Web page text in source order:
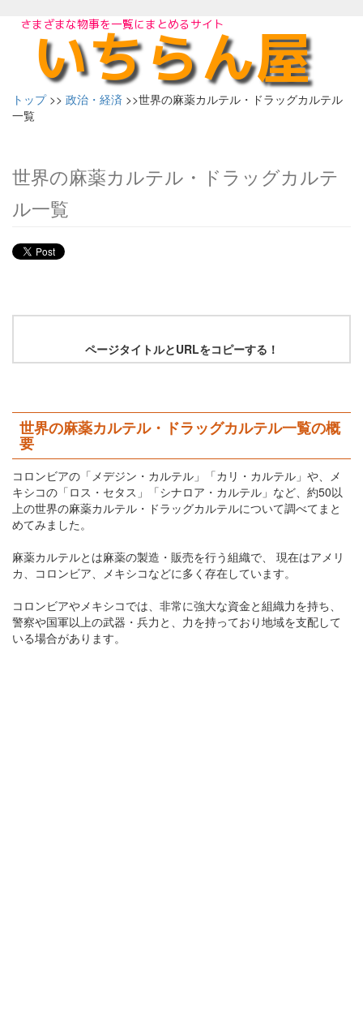
トップ >> 政治・経済 >>世界の麻薬カルテル・ドラッグカルテル
一覧
世界の麻薬カルテル・ドラッグカルテ
ル一覧
ページタイトルとURLをコピーする！
世界の麻薬カルテル・ドラッグカルテル一覧の概
要
コロンビアの「メデジン・カルテル」「カリ・カルテル」や、メ
キシコの「ロス・セタス」「シナロア・カルテル」など、約50以
上の世界の麻薬カルテル・ドラッグカルテルについて調べてまと
めてみました。
麻薬カルテルとは麻薬の製造・販売を行う組織で、 現在はアメリ
カ、コロンビア、メキシコなどに多く存在しています。
コロンビアやメキシコでは、非常に強大な資金と組織力を持ち、
警察や国軍以上の武器・兵力と、力を持っており地域を支配して
いる場合があります。